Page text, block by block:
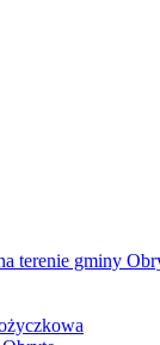
terenie gminy